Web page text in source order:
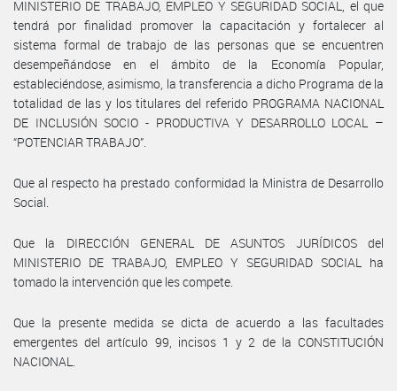
MINISTERIO DE TRABAJO, EMPLEO Y SEGURIDAD SOCIAL, el que
tendrá por finalidad promover la capacitación y fortalecer al
sistema formal de trabajo de las personas que se encuentren
desempeñándose en el ámbito de la Economía Popular,
estableciéndose, asimismo, la transferencia a dicho Programa de la
totalidad de las y los titulares del referido PROGRAMA NACIONAL
DE INCLUSIÓN SOCIO - PRODUCTIVA Y DESARROLLO LOCAL –
“POTENCIAR TRABAJO”.
Que al respecto ha prestado conformidad la Ministra de Desarrollo
Social.
Que la DIRECCIÓN GENERAL DE ASUNTOS JURÍDICOS del
MINISTERIO DE TRABAJO, EMPLEO Y SEGURIDAD SOCIAL ha
tomado la intervención que les compete.
Que la presente medida se dicta de acuerdo a las facultades
emergentes del artículo 99, incisos 1 y 2 de la CONSTITUCIÓN
NACIONAL.